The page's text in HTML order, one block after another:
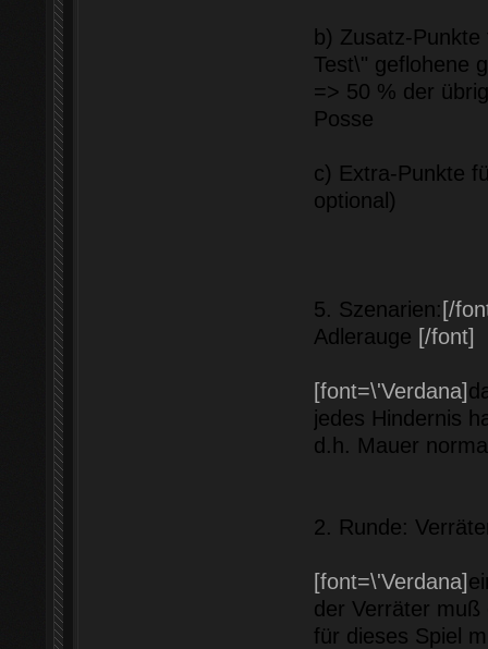
b) Zusatz-
Test\" geflohene
=> 50 % der
Posse
c) Extra-Punkte
optional)
5. Szenarien: [/
Adlerauge [/font]
[font=\'Verdana]
jedes Hindernis
d.h. Mauer
2. Runde:
[font=\'Verdana]
der Verräter muß
für dieses Spiel